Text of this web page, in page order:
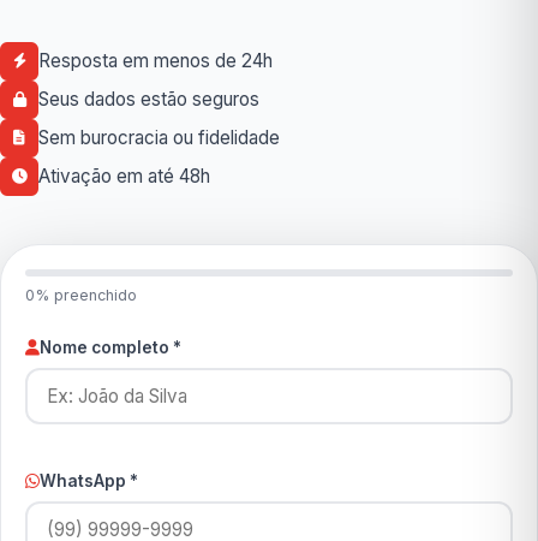
Resposta em menos de 24h
Seus dados estão seguros
Sem burocracia ou fidelidade
Ativação em até 48h
0% preenchido
Nome completo *
WhatsApp *